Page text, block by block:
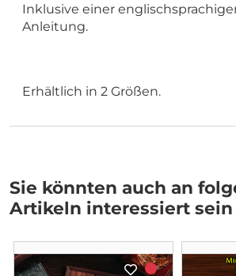
Inklusive einer
Anleitung.
Erhältlich in 2 Größen.
Sie könnten auch an
Artikeln interessiert sein